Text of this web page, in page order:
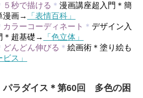
５秒で描ける ＊ 漫画講座超入門＊簡
漫画→
「表情百科」
カラーコーディネート ＊ デザイン入
＊超基礎→
「色立体」
どんどん伸びる ＊ 絵画術＊塗り絵も
ス」
パラダイス＊第60回 多色の困